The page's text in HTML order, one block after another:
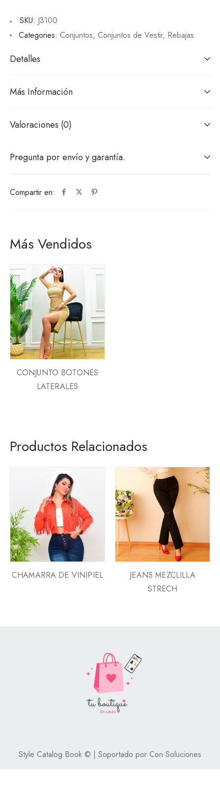
Compartir en:
SKU: J3100
Categories: Conjuntos, Conjuntos de Vestir, Rebajas
Detalles
Más Información
Valoraciones (0)
Pregunta por envío y garantía.
Más Vendidos
CONJUNTO BOTONES
LATERALES
Productos Relacionados
CHAMARRA DE VINIPIEL
JEANS MEZCLILLA
STRECH
Style Catalog Book © | Soportado por Con Soluciones